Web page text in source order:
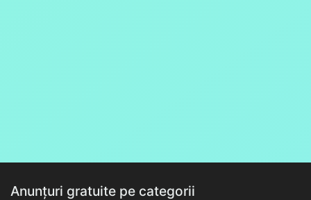
Anunțuri gratuite pe categorii